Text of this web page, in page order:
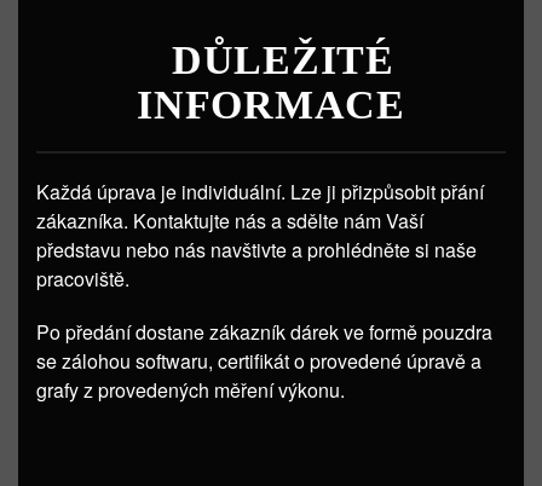
DŮLEŽITÉ
INFORMACE
Každá úprava je individuální. Lze ji přizpůsobit přání
zákazníka. Kontaktujte nás a sdělte nám Vaší
představu nebo nás navštivte a prohlédněte si naše
pracoviště.
Po předání dostane zákazník dárek ve formě pouzdra
se zálohou softwaru, certifikát o provedené úpravě a
grafy z provedených měření výkonu.